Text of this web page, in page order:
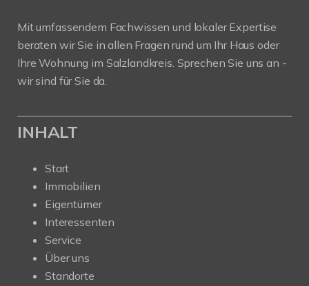
Mit umfassendem Fachwissen und lokaler Expertise
beraten wir Sie in allen Fragen rund um Ihr Haus oder
Ihre Wohnung im Salzlandkreis. Sprechen Sie uns an -
wir sind für Sie da.
INHALT
Start
Immobilien
Eigentümer
Interessenten
Service
Über uns
Standorte